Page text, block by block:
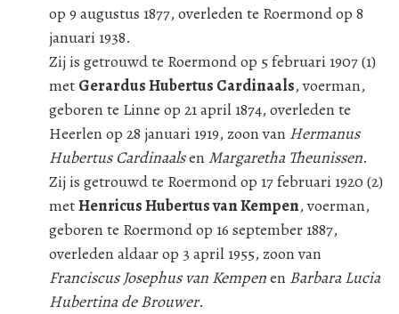
op 9 augustus 1877, overleden te Roermond op 8
januari 1938.
Zij is getrouwd te Roermond op 5 februari 1907 (1)
met Gerardus Hubertus Cardinaals, voerman,
geboren te Linne op 21 april 1874, overleden te
Heerlen op 28 januari 1919, zoon van Hermanus
Hubertus Cardinaalsen Margaretha Theunissen.
Zij is getrouwd te Roermond op 17 februari 1920 (2)
metHenricus Hubertus van Kempen, voerman,
geboren te Roermond op 16 september 1887,
overleden aldaar op 3 april 1955, zoon van
Franciscus Josephus van Kempenen Barbara Lucia
Hubertina de Brouwer.